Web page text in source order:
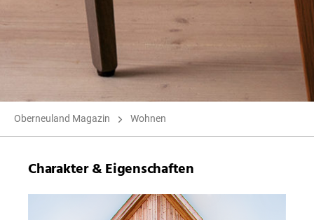
Oberneuland Magazin Wohnen
Charakter & Eigenschaften